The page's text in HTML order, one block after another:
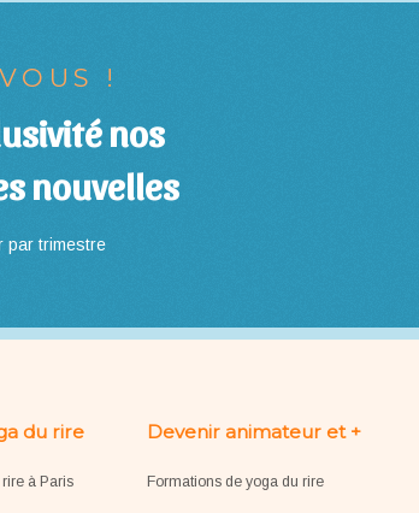
!
nos
nouvelles
par trimestre
du rire
à Paris
Devenir animateur et +
Formations de yoga du rire